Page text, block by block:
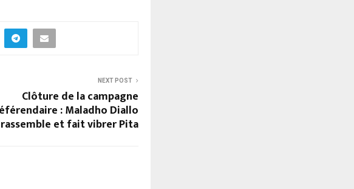
NEXT POST
Clôture de la campagne
: Maladho Diallo
rassemble et fait vibrer Pita